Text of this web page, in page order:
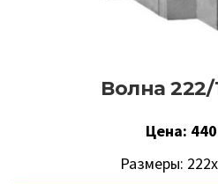
Волна 222/
Цена:
Размеры: